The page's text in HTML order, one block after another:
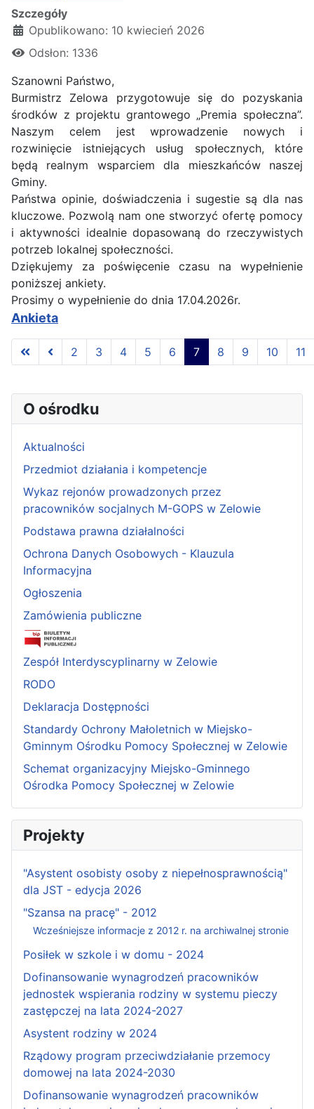
Szczegóły
Opublikowano: 10 kwiecień 2026
Odsłon: 1336
Szanowni Państwo,
Burmistrz Zelowa przygotowuje się do pozyskania
środków z projektu grantowego „Premia społeczna”.
Naszym celem jest wprowadzenie nowych i
rozwinięcie istniejących usług społecznych, które
będą realnym wsparciem dla mieszkańców naszej
Gminy.
Państwa opinie, doświadczenia i sugestie są dla nas
kluczowe. Pozwolą nam one stworzyć ofertę pomocy
i aktywności idealnie dopasowaną do rzeczywistych
potrzeb lokalnej społeczności.
Dziękujemy za poświęcenie czasu na wypełnienie
poniższej ankiety.
Prosimy o wypełnienie do dnia 17.04.2026r.
Ankieta
Strona 7 z 145
2 3 4 5 6 7 8 9 10 11
O ośrodku
Aktualności
Przedmiot działania i kompetencje
Wykaz rejonów prowadzonych przez
pracowników socjalnych M-GOPS w Zelowie
Podstawa prawna działalności
Ochrona Danych Osobowych - Klauzula
Informacyjna
Ogłoszenia
Zamówienia publiczne
Zespół Interdyscyplinarny w Zelowie
RODO
Deklaracja Dostępności
Standardy Ochrony Małoletnich w Miejsko-
Gminnym Ośrodku Pomocy Społecznej w Zelowie
Schemat organizacyjny Miejsko-Gminnego
Ośrodka Pomocy Społecznej w Zelowie
Projekty
"Asystent osobisty osoby z niepełnosprawnością"
dla JST - edycja 2026
"Szansa na pracę" - 2012
Wcześniejsze informacje z 2012 r. na archiwalnej stronie
Posiłek w szkole i w domu - 2024
Dofinansowanie wynagrodzeń pracowników
jednostek wspierania rodziny w systemu pieczy
zastępczej na lata 2024-2027
Asystent rodziny w 2024
Rządowy program przeciwdziałanie przemocy
domowej na lata 2024-2030
Dofinansowanie wynagrodzeń pracowników